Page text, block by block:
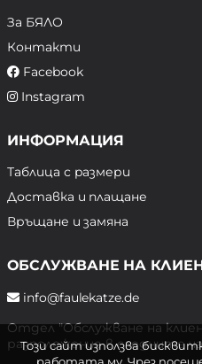
За БЯЛО
Контакти
Facebook
Instagram
ИНФОРМАЦИЯ
Таблица с размери
Доставка и плащане
Връщане и замяна
ОБСЛУЖВАНЕ НА
info@faulekatze.de
Отдел "Обслужване на
разположение в следните
Този сайт използва